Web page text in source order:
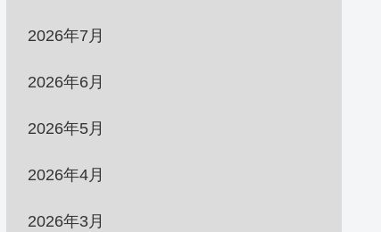
2026年7月
2026年6月
2026年5月
2026年4月
2026年3月